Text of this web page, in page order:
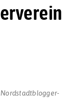
Nordstadtblogger-